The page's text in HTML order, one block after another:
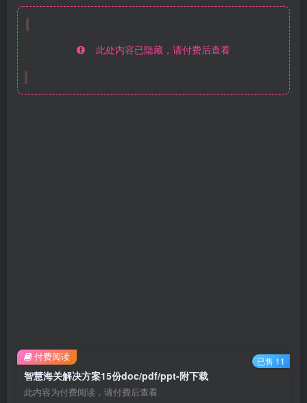
此处内容已隐藏，请付费后查看
智慧海关解决方案15份doc/pdf/ppt-附下载
此内容为付费阅读，请付费后查看
付费阅读 已售 11